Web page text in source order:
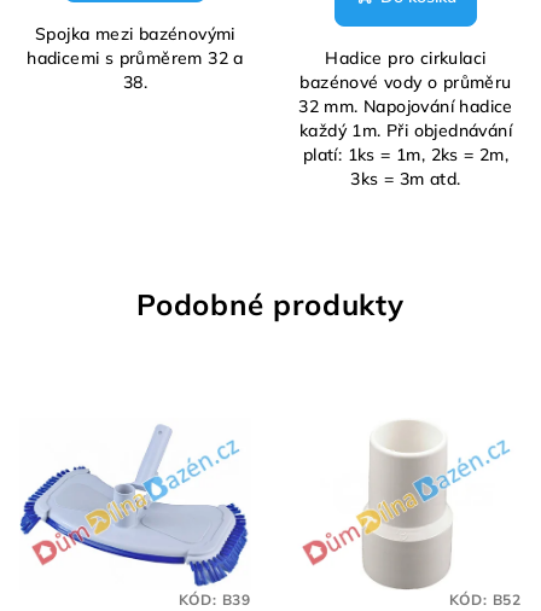
Spojka mezi bazénovými
hadicemi s průměrem 32 a
38.
Hadice pro cirkulaci
bazénové vody o průměru
32 mm. Napojování hadice
každý 1m. Při objednávání
platí: 1ks = 1m, 2ks = 2m,
3ks = 3m atd.
Podobné produkty
KÓD: B39 KÓD: B52